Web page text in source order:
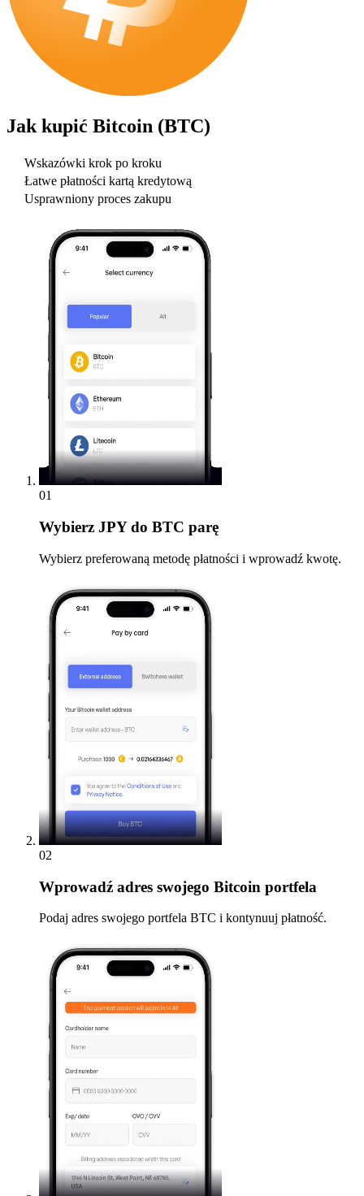
Jak kupić Bitcoin (BTC)
Wskazówki krok po kroku
Łatwe płatności kartą kredytową
Usprawniony proces zakupu
01
Wybierz JPY do BTC parę
Wybierz preferowaną metodę płatności i wprowadź kwotę.
02
Wprowadź adres swojego Bitcoin portfela
Podaj adres swojego portfela BTC i kontynuuj płatność.